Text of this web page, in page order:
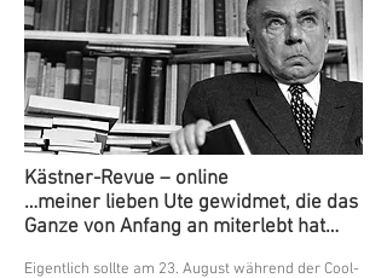
Kästner-Revue – online
…meiner lieben Ute gewidmet, die das
Ganze von Anfang an miterlebt hat…
Eigentlich sollte am 23. August während der Cool-